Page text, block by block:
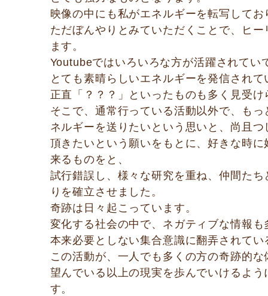
映像の中にも私がエネルギーを転写してお
ただぼんやりとみていただくことで、ヒ
ます。
Youtubeではいろいろな方が活躍されてい
とても素晴らしいエネルギーを発信され
正直「？？？」といったものも多く見受け
そこで、通常行っている活動以外で、も
ネルギーを送りたいという思いと、尚且
頂きたいという願いをもとに、好きな時
来るものをと、
試行錯誤し、様々な研究を重ね、仲間た
りを確立させました。
奇跡は日々起こっています。
変化する社会の中で、ネガティブな情報
本来必要としない集合意識に翻弄されて
この活動が、一人でも多くの方の奇跡的
望んでいる以上の現実を歩んでいけるよ
す。